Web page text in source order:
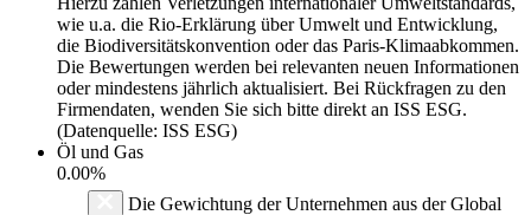
wie u.a. die Rio-Erklärung über Umwelt und Entwicklung,
die Biodiversitätskonvention oder das Paris-Klimaabkommen.
Die Bewertungen werden bei relevanten neuen Informationen
oder mindestens jährlich aktualisiert. Bei Rückfragen zu den
Firmendaten, wenden Sie sich bitte direkt an ISS ESG.
(Datenquelle: ISS ESG)
Öl und Gas
0.00%
Die Gewichtung der Unternehmen aus der Global